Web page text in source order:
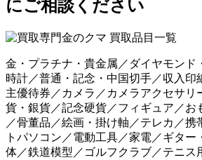
金・プラチナ・貴金属／ダイヤモンド
時計／普通・記念・中国切手／収入印
主優待券／カメラ／カメラアクセサリ
貨・銀貨／記念硬貨／フィギュア／お
／骨董品／絵画・掛け軸／テレカ／携
トパソコン／電動工具／家電／ギタ
体／鉄道模型／ゴルフクラブ／テニス